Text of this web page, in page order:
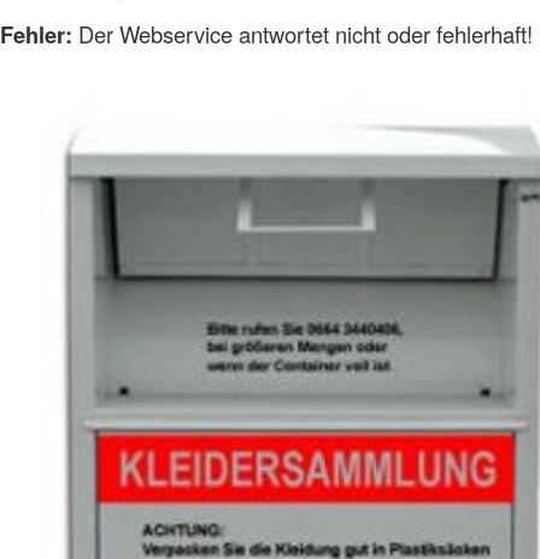
Fehler: Der Webservice antwortet nicht oder fehlerhaft!